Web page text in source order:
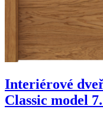
Interiérové
Classic model